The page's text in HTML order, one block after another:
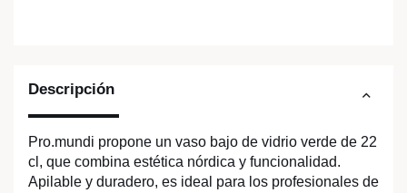
Descripción
Pro.mundi propone un vaso bajo de vidrio verde de 22
cl, que combina estética nórdica y funcionalidad.
Apilable y duradero, es ideal para los profesionales de